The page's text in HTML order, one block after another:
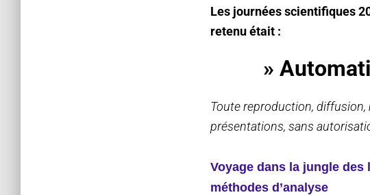
Les journées scientifiques
retenu était :
» A
Toute reproduction,
présentations, sans
Voyage dans la jungle
méthodes d’analyse